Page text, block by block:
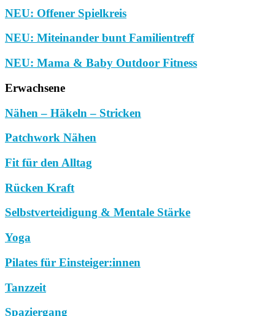
NEU: Offener Spielkreis
NEU: Miteinander bunt Familientreff
NEU: Mama & Baby Outdoor Fitness
Erwachsene
Nähen – Häkeln – Stricken
Patchwork Nähen
Fit für den Alltag
Rücken Kraft
Selbstverteidigung & Mentale Stärke
Yoga
Pilates für Einsteiger:innen
Tanzzeit
Spaziergang